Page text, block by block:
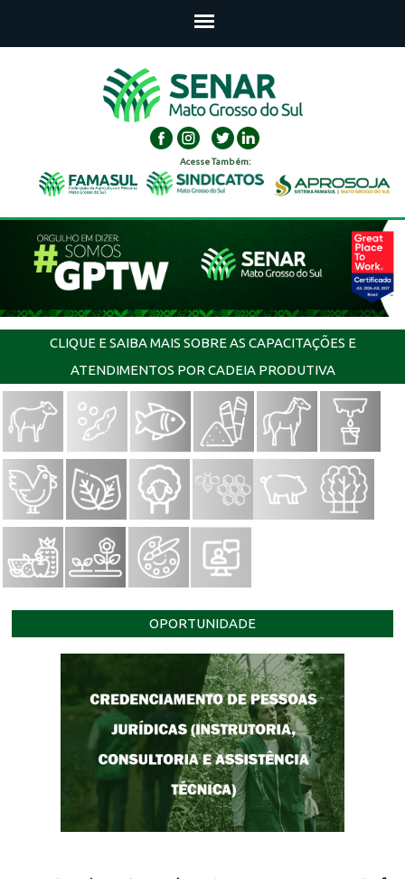
Acesse Também:
CLIQUE E SAIBA MAIS SOBRE AS CAPACITAÇÕES E
ATENDIMENTOS POR CADEIA PRODUTIVA
OPORTUNIDADE